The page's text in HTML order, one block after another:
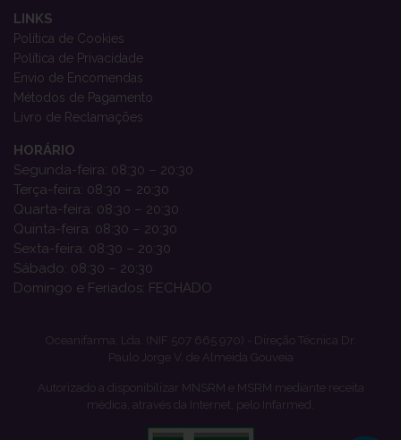
LINKS
Política de Cookies
Política de Privacidade
Envio de Encomendas
Métodos de Pagamento
Livro de Reclamações
HORÁRIO
Segunda-feira: 08:30 – 20:30
Terça-feira: 08:30 – 20:30
Quarta-feira: 08:30 – 20:30
Quinta-feira: 08:30 – 20:30
Sexta-feira: 08:30 – 20:30
Sábado: 08:30 – 20:30
Domingo e Feriados: FECHADO
Oceanifarma, Lda. (NIF 507 665 970) - Direção Técnica Dr.
Paulo Jorge V. de Almeida Gouveia
Autorizado a disponibilizar MNSRM e MSRM mediante receita
médica, através da Internet, pelo Infarmed.